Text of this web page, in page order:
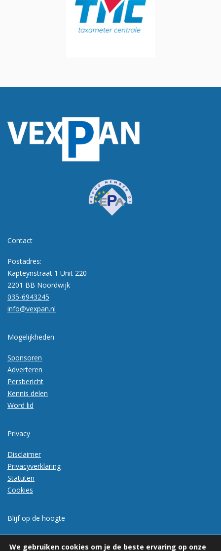
Contact
Postadres:
Kapteynstraat 1 Unit 220
2201 BB Noordwijk
035-6943245
info@vexpan.nl
Mogelijkheden
Sponsoren
Adverteren
Persbericht
Kennis delen
Word lid
Privacy
Disclaimer
Privacyverklaring
Statuten
Cookies
Blijf op de hoogte
We gebruiken cookies om je de beste ervaring op onze